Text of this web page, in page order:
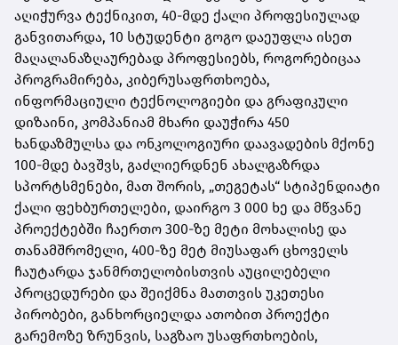
აღიჭურვა ტექნიკით, 40-მდე ქალი პროფესიულად
განვითარდა, 10 სტუდენტი გოგო დაეუფლა ისეთ
მაღალანაზღაურებად პროფესიებს, როგორებიცაა
პროგრამირება, კიბერუსაფრთხოება,
ინფორმაციული ტექნოლოგიები და გრაფიკული
დიზაინი, კომპანიამ მხარი დაუჭირა 450
ხანდაზმულსა და ონკოლოგიური დაავადების მქონე
100-მდე ბავშვს, გაძლიერდნენ ახალგაზრდა
სპორტსმენები, მათ შორის, „თეგეტას“ სტიპენდიატი
ქალი ფეხბურთელები, დაირგო 3 000 ხე და მწვანე
პროექტებში ჩაერთო 300-ზე მეტი მოხალისე და
თანამშრომელი, 400-ზე მეტ მიუსაფარ ცხოველს
ჩაუტარდა ჯანმრთელობისთვის აუცილებელი
პროცედურები და შეიქმნა მათთვის უკეთესი
პირობები, განხორციელდა ათობით პროექტი
გარემოზე ზრუნვის, საგზაო უსაფრთხოების,